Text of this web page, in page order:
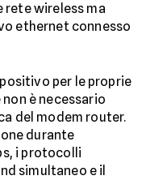
rete wireless ma
ethernet connesso
per le proprie
è necessario
del modem router.
durante
i protocolli
simultaneo e il